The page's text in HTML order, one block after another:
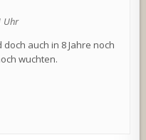
Uhr
auch in 8 Jahre noch
wuchten.